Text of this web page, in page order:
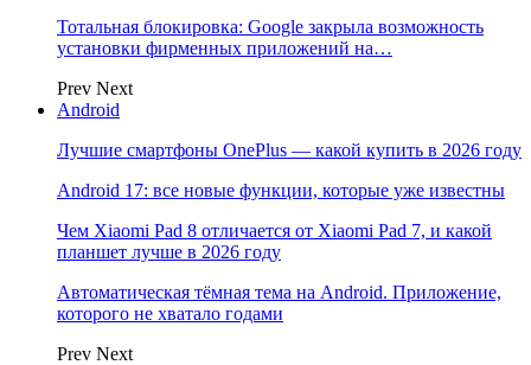
Тотальная блокировка: Google закрыла возможность
установки фирменных приложений на…
Prev Next
Android
Лучшие смартфоны OnePlus — какой купить в 2026 году
Android 17: все новые функции, которые уже известны
Чем Xiaomi Pad 8 отличается от Xiaomi Pad 7, и какой
планшет лучше в 2026 году
Автоматическая тёмная тема на Android. Приложение,
которого не хватало годами
Prev Next